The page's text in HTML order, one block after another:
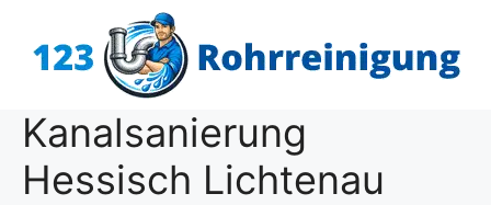
Inhalt
Kanalsanierung
Hessisch Lichtenau